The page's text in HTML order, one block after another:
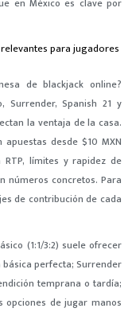
en México es clave por
para jugadores
de blackjack online?
Surrender, Spanish 21 y
la ventaja de la casa.
desde $10 MXN
límites y rapidez de
números concretos. Para
de contribución de cada
(1:1/3:2) suele ofrecer
perfecta; Surrender
temprana o tardía;
de jugar manos